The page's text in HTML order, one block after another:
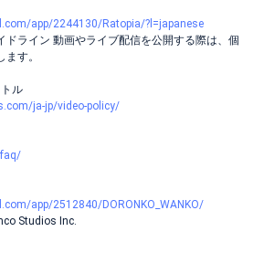
app/2244130/Ratopia/?l=japanese
ドライン 動画やライブ配信を公開する際は、個
す。
ル
ja-jp/video-policy/
app/2512840/DORONKO_WANKO/
Studios Inc.